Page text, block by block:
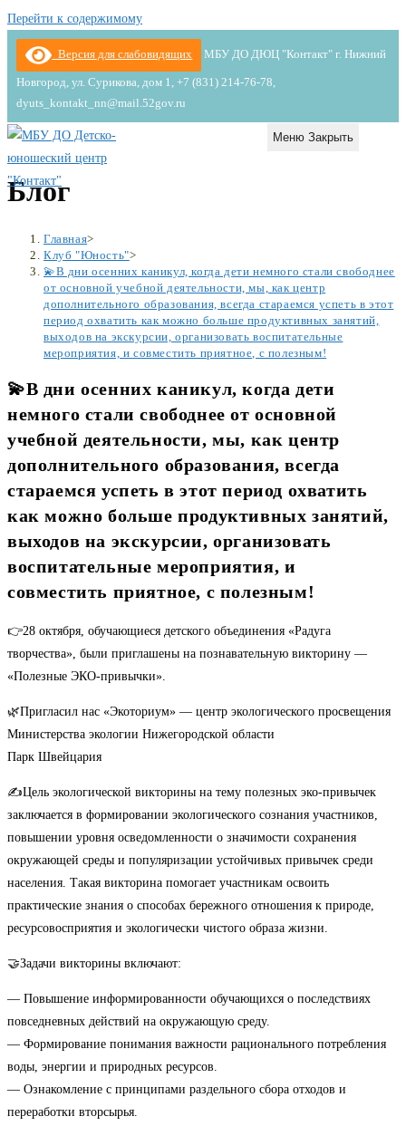
Перейти к содержимому
Версия для слабовидящих МБУ ДО ДЮЦ "Контакт" г. Нижний
Новгород, ул. Сурикова, дом 1, +7 (831) 214-76-78,
dyuts_kontakt_nn@mail.52gov.ru
Меню Закрыть
Блог
Главная>
Клуб "Юность">
💫В дни осенних каникул, когда дети немного стали свободнее
от основной учебной деятельности, мы, как центр
дополнительного образования, всегда стараемся успеть в этот
период охватить как можно больше продуктивных занятий,
выходов на экскурсии, организовать воспитательные
мероприятия, и совместить приятное, с полезным!
💫В дни осенних каникул, когда дети
немного стали свободнее от основной
учебной деятельности, мы, как центр
дополнительного образования, всегда
стараемся успеть в этот период охватить
как можно больше продуктивных занятий,
выходов на экскурсии, организовать
воспитательные мероприятия, и
совместить приятное, с полезным!
👉28 октября, обучающиеся детского объединения «Радуга
творчества», были приглашены на познавательную викторину —
«Полезные ЭКО-привычки».
🌿Пригласил нас «Экоториум» — центр экологического просвещения
Министерства экологии Нижегородской области
Парк Швейцария
✍Цель экологической викторины на тему полезных эко-привычек
заключается в формировании экологического сознания участников,
повышении уровня осведомленности о значимости сохранения
окружающей среды и популяризации устойчивых привычек среди
населения. Такая викторина помогает участникам освоить
практические знания о способах бережного отношения к природе,
ресурсовосприятия и экологически чистого образа жизни.
🤝Задачи викторины включают:
— Повышение информированности обучающихся о последствиях
повседневных действий на окружающую среду.
— Формирование понимания важности рационального потребления
воды, энергии и природных ресурсов.
— Ознакомление с принципами раздельного сбора отходов и
переработки вторсырья.